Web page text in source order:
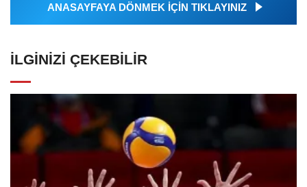
ANASAYFAYA DÖNMEK İÇİN TIKLAYINIZ
İLGINIZI ÇEKEBILIR